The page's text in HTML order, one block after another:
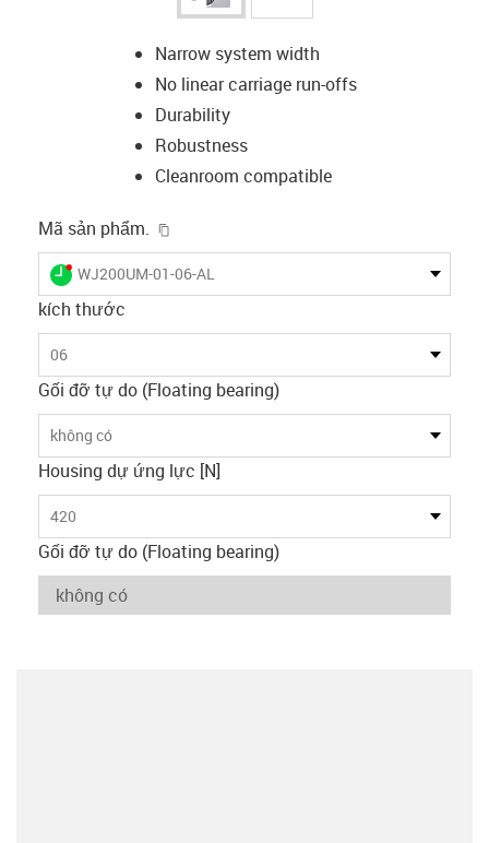
Narrow system width
No linear carriage run-offs
Durability
Robustness
Cleanroom compatible
Mã sản phẩm.
igus-icon-lieferzeit-dot
WJ200UM-01-06-AL
kích thước
06
Gối đỡ tự do (Floating bearing)
không có
Housing dự ứng lực [N]
420
Gối đỡ tự do (Floating bearing)